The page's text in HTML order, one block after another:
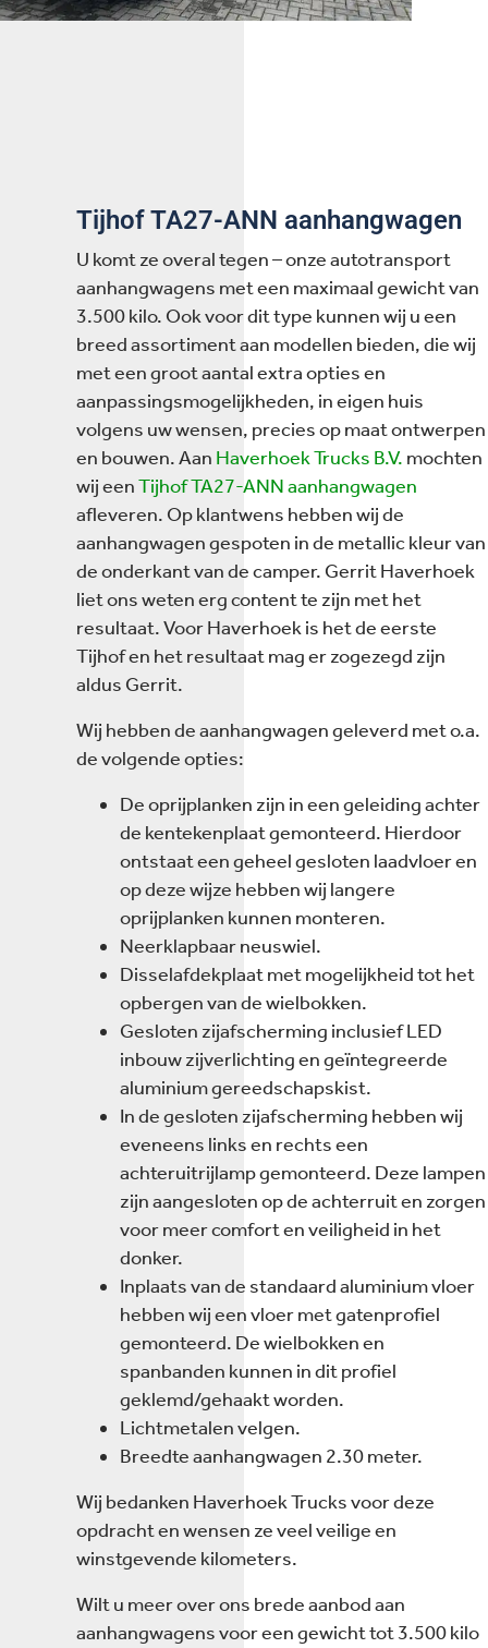
Tijhof TA27-ANN aanhangwagen
U komt ze overal tegen – onze autotransport
aanhangwagens met een maximaal gewicht van
3.500 kilo. Ook voor dit type kunnen wij u een
breed assortiment aan modellen bieden, die wij
met een groot aantal extra opties en
aanpassingsmogelijkheden, in eigen huis
volgens uw wensen, precies op maat ontwerpen
en bouwen. Aan Haverhoek Trucks B.V. mochten
wij eenTijhof TA27-ANN aanhangwagen
afleveren. Op klantwens hebben wij de
aanhangwagen gespoten in de metallic kleur van
de onderkant van de camper. Gerrit Haverhoek
liet ons weten erg content te zijn met het
resultaat. Voor Haverhoek is het de eerste
Tijhof en het resultaat mag er zogezegd zijn
aldus Gerrit.
Wij hebben de aanhangwagen geleverd met o.a.
de volgende opties:
De oprijplanken zijn in een geleiding achter
de kentekenplaat gemonteerd. Hierdoor
ontstaat een geheel gesloten laadvloer en
op deze wijze hebben wij langere
oprijplanken kunnen monteren.
Neerklapbaar neuswiel.
Disselafdekplaat met mogelijkheid tot het
opbergen van de wielbokken.
Gesloten zijafscherming inclusief LED
inbouw zijverlichting en geïntegreerde
aluminium gereedschapskist.
In de gesloten zijafscherming hebben wij
eveneens links en rechts een
achteruitrijlamp gemonteerd. Deze lampen
zijn aangesloten op de achterruit en zorgen
voor meer comfort en veiligheid in het
donker.
Inplaats van de standaard aluminium vloer
hebben wij een vloer met gatenprofiel
gemonteerd. De wielbokken en
spanbanden kunnen in dit profiel
geklemd/gehaakt worden.
Lichtmetalen velgen.
Breedte aanhangwagen 2.30 meter.
Wij bedanken Haverhoek Trucks voor deze
opdracht en wensen ze veel veilige en
winstgevende kilometers.
Wilt u meer over ons brede aanbod aan
aanhangwagens voor een gewicht tot 3.500 kilo